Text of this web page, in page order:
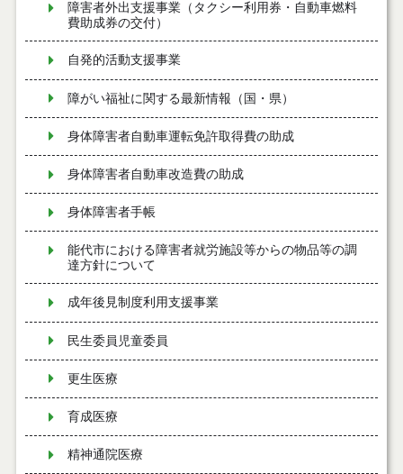
障害者外出支援事業（タクシー利用券・自動車燃料
費助成券の交付）
自発的活動支援事業
障がい福祉に関する最新情報（国・県）
身体障害者自動車運転免許取得費の助成
身体障害者自動車改造費の助成
身体障害者手帳
能代市における障害者就労施設等からの物品等の調
達方針について
成年後見制度利用支援事業
民生委員児童委員
更生医療
育成医療
精神通院医療